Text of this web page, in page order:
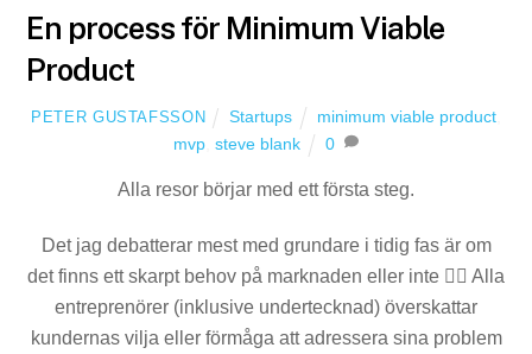
En process för Minimum Viable
Product
PETER GUSTAFSSON Startups minimum viable product
mvp ,steve blank 0
Alla resor börjar med ett första steg.
Det jag debatterar mest med grundare i tidig fas är om
det finns ett skarpt behov på marknaden eller inte 🤷‍♀️ Alla
entreprenörer (inklusive undertecknad) överskattar
kundernas vilja eller förmåga att adressera sina problem